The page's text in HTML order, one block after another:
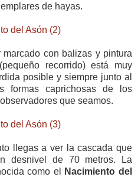
de hayas.
con balizas y pintura
recorrido) está muy
posible y siempre junto al
formas caprichosas de los
que seamos.
llegas a ver la cascada que
desnivel de 70 metros. La
como el
Nacimiento del